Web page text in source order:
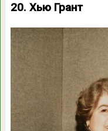
20. Хью Грант